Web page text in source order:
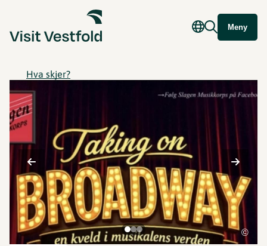
Meny
Hva skjer?
©